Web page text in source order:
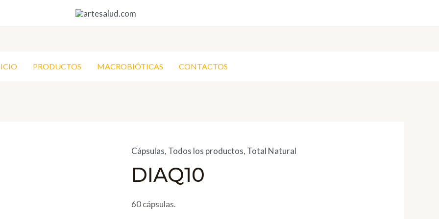
PRODUCTOS MACROBIÓTICAS CONTACTOS
Cápsulas, Todos los productos, Total Natural
DIAQ10
60 cápsulas.